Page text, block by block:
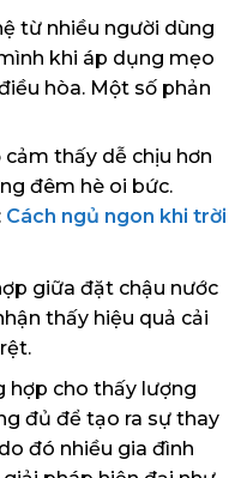
từ nhiều người dùng
khi áp dụng mẹo
hòa. Một số phản
thấy dễ chịu hơn
đêm hè oi bức.
Cách ngủ ngon khi trời
giữa đặt chậu nước
thấy hiệu quả cải
hợp cho thấy lượng
đủ để tạo ra sự thay
đó nhiều gia đình